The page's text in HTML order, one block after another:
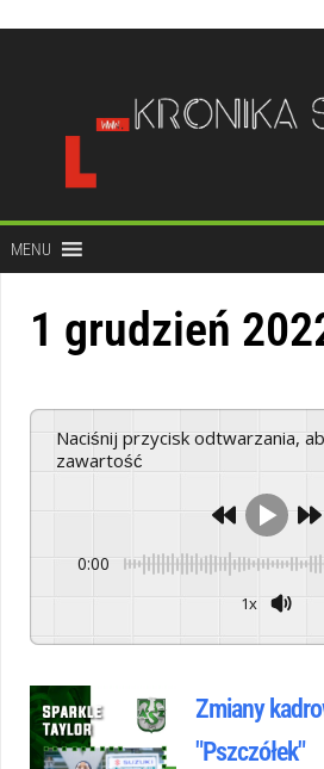
treści
MENU
1 grudzień
Naciśnij przycisk odtwarzania, aby odsłuchać tę
zawartość
0:00
1x
Zmiany
"Pszczółek"